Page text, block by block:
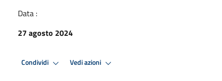
Data :
27 agosto 2024
Condividi Vedi azioni